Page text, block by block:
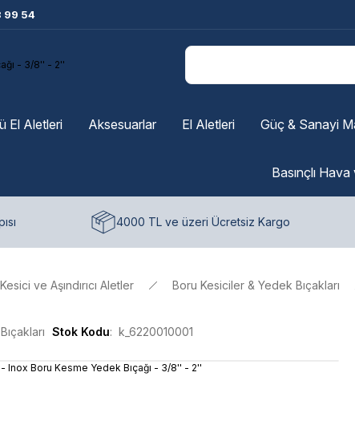
99 54
El Aletleri Aksesuarlar El Aletleri Güç & Sanayi
Basınçlı
4000 TL ve üzeri Ücretsiz Kargo
Kesici ve Aşındırıcı Aletler Boru Kesiciler & Yedek Bıçakları
Stok Kodu k_6220010001